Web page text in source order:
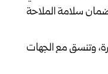
سلامة الملاحة
وتنسق مع الجهات